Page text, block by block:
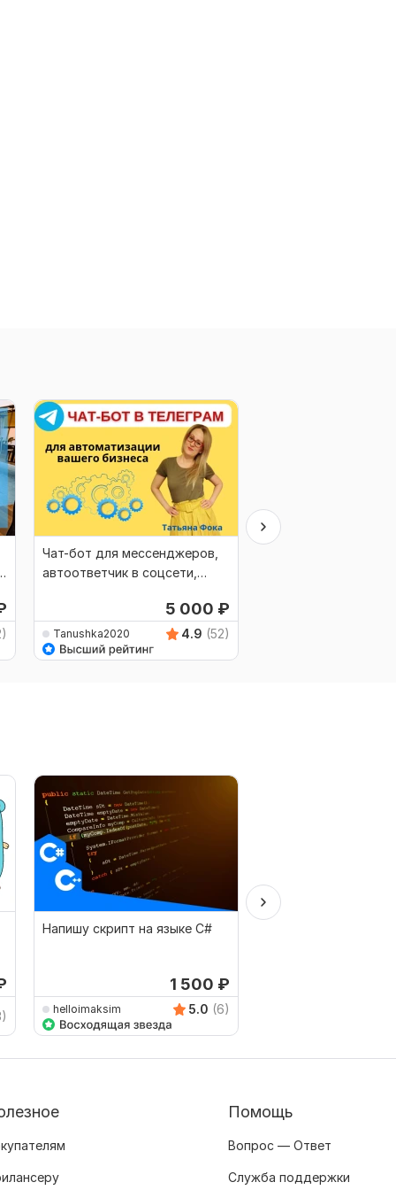
Чат-бот для мессенджеров,
автоответчик в соцсети,
5 000 ₽
Tanushka2020 4.9 (52)
Напишу скрипт на языке С#
1 500 ₽
helloimaksim 5.0 (6)
Помощь
Вопрос — Ответ
Служба поддержки